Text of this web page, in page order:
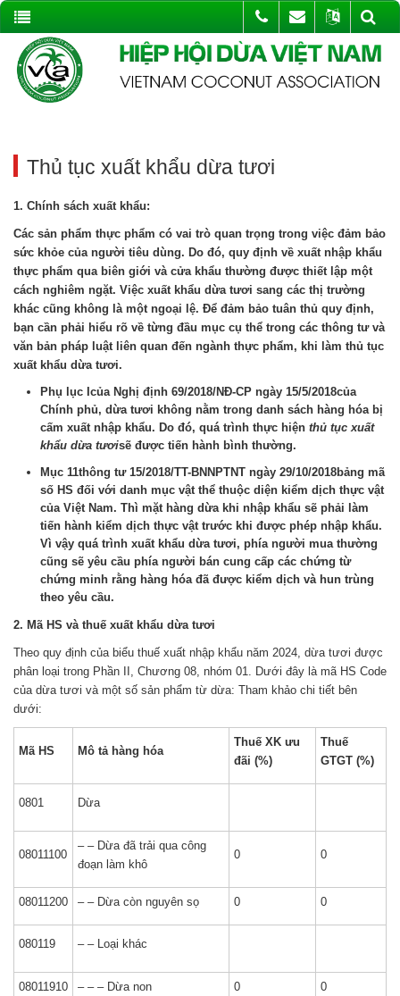
Thủ tục xuất khẩu dừa tươi
1. Chính sách xuất khẩu:
Các sản phẩm thực phẩm có vai trò quan trọng trong việc đảm bảo
sức khỏe của người tiêu dùng. Do đó, quy định về xuất nhập khẩu
thực phẩm qua biên giới và cửa khẩu thường được thiết lập một
cách nghiêm ngặt. Việc xuất khẩu dừa tươi sang các thị trường
khác cũng không là một ngoại lệ. Để đảm bảo tuân thủ quy định,
bạn cần phải hiểu rõ về từng đầu mục cụ thể trong các thông tư và
văn bản pháp luật liên quan đến ngành thực phẩm, khi làm thủ tục
xuất khẩu dừa tươi.
Phụ lục I của Nghị định 69/2018/NĐ-CP ngày 15/5/2018của
Chính phủ, dừa tươi không nằm trong danh sách hàng hóa bị
cấm xuất nhập khẩu. Do đó, quá trình thực hiện thủ tục xuất
khẩu dừa tươisẽ được tiến hành bình thường.
Mục 11thông tư 15/2018/TT-BNNPTNT ngày 29/10/2018bảng mã
số HS đối với danh mục vật thể thuộc diện kiểm dịch thực vật
của Việt Nam. Thì mặt hàng dừa khi nhập khẩu sẽ phải làm
tiến hành kiểm dịch thực vật trước khi được phép nhập khẩu.
Vì vậy quá trình xuất khẩu dừa tươi, phía người mua thường
cũng sẽ yêu cầu phía người bán cung cấp các chứng từ
chứng minh rằng hàng hóa đã được kiểm dịch và hun trùng
theo yêu cầu.
2. Mã HS và thuế xuất khẩu dừa tươi
Theo quy định của biểu thuế xuất nhập khẩu năm 2024, dừa tươi được
phân loại trong Phần II, Chương 08, nhóm 01. Dưới đây là mã HS Code
của dừa tươi và một số sản phẩm từ dừa: Tham khảo chi tiết bên
dưới:
Mã HS Mô tả hàng hóa
Thuế XK ưu
đãi (%)
Thuế
GTGT (%)
0801 Dừa
08011100
– – Dừa đã trải qua công
đoạn làm khô
0 0
08011200 – – Dừa còn nguyên sọ 0 0
080119 – – Loại khác
08011910 – – – Dừa non 0 0